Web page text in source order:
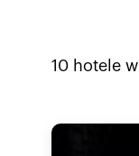
10 hotele w